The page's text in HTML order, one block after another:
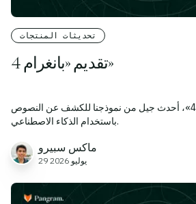
تحديثات المنتجات
تقديم «بانغرام 4»
نقدم لكم «بانغرام 4»، أحدث جيل من نموذجنا للكشف عن النصوص
باستخدام الذكاء الاصطناعي.
ماكس سبيرو
29 يوليو 2026